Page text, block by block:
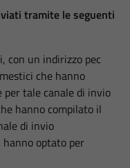
tramite le seguenti
con un indirizzo pec
che hanno
tale canale di invio
hanno compilato il
di invio
hanno optato per